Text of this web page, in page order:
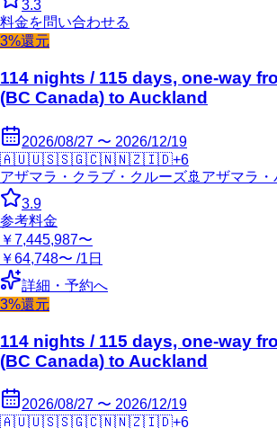
3.3
料金を問い合わせる
3%還元
114 nights / 115 days, one-way
(BC Canada) to Auckland
2026/08/27 〜 2026/12/19
🇦🇺🇺🇸🇸🇬🇨🇳🇳🇿🇮🇩+6
アザマラ・クラブ・クルーズ🚢 アザマラ・
3.9
参考料金
￥7,445,987〜
￥64,748〜 /1日
詳細・予約へ
3%還元
114 nights / 115 days, one-way
(BC Canada) to Auckland
2026/08/27 〜 2026/12/19
🇦🇺🇺🇸🇸🇬🇨🇳🇳🇿🇮🇩+6